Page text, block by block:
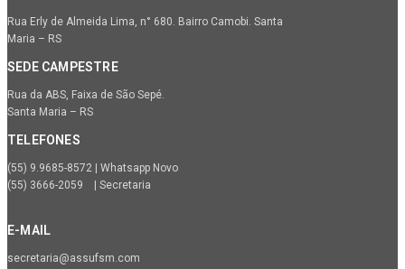
Rua Erly de Almeida Lima, n° 680. Bairro Camobi. Santa
Maria – RS
SEDE CAMPESTRE
Rua da ABS, Faixa de São Sepé.
Santa Maria – RS
TELEFONES
(55) 9.9685-8572 | Whatsapp Novo
(55) 3666-2059 | Secretaria
E-MAIL
secretaria@assufsm.com